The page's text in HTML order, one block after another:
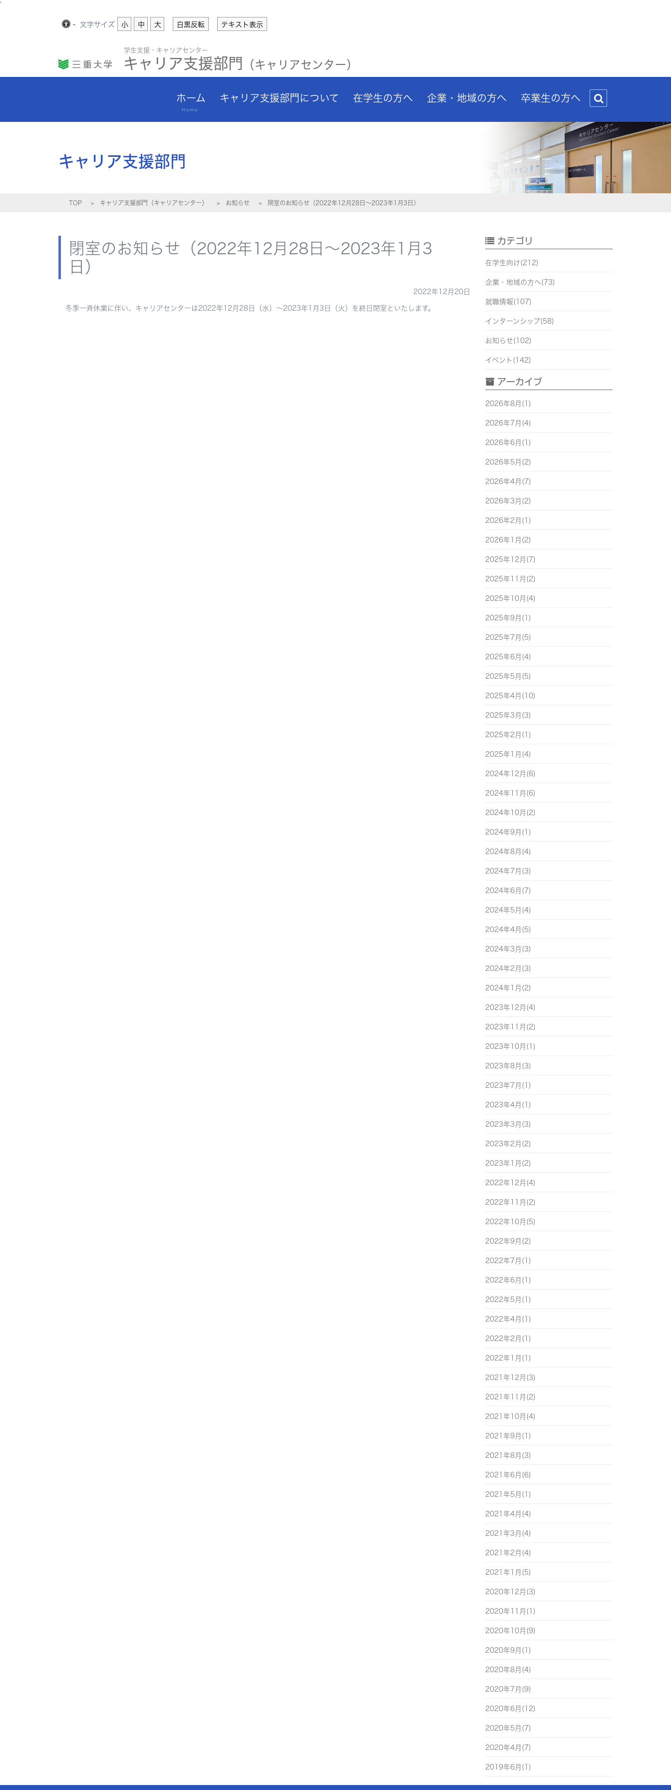
'
- 文字サイズ 小 中 大 白黒反転 テキスト表示
学生支援・キャリアセンター
キャリア支援部門 （キャリアセンター）
ホーム
Home
キャリア支援部門について 在学生の方へ 企業・地域の方へ 卒業生の方へ
キャリア支援部門
TOP キャリア支援部門（キャリアセンター） お知らせ 閉室のお知らせ（2022年12月28日～2023年1月3日）
閉室のお知らせ（2022年12月28日～2023年1月3
日）
2022年12月20日
冬季一斉休業に伴い、キャリアセンターは2022年12月28日（水）～2023年1月3日（火）を終日閉室といたします。
カテゴリ
在学生向け(212)
企業・地域の方へ(73)
就職情報(107)
インターンシップ(58)
お知らせ(102)
イベント(142)
アーカイブ
2026年8月(1)
2026年7月(4)
2026年6月(1)
2026年5月(2)
2026年4月(7)
2026年3月(2)
2026年2月(1)
2026年1月(2)
2025年12月(7)
2025年11月(2)
2025年10月(4)
2025年9月(1)
2025年7月(5)
2025年6月(4)
2025年5月(5)
2025年4月(10)
2025年3月(3)
2025年2月(1)
2025年1月(4)
2024年12月(6)
2024年11月(6)
2024年10月(2)
2024年9月(1)
2024年8月(4)
2024年7月(3)
2024年6月(7)
2024年5月(4)
2024年4月(5)
2024年3月(3)
2024年2月(3)
2024年1月(2)
2023年12月(4)
2023年11月(2)
2023年10月(1)
2023年8月(3)
2023年7月(1)
2023年4月(1)
2023年3月(3)
2023年2月(2)
2023年1月(2)
2022年12月(4)
2022年11月(2)
2022年10月(5)
2022年9月(2)
2022年7月(1)
2022年6月(1)
2022年5月(1)
2022年4月(1)
2022年2月(1)
2022年1月(1)
2021年12月(3)
2021年11月(2)
2021年10月(4)
2021年9月(1)
2021年8月(3)
2021年6月(6)
2021年5月(1)
2021年4月(4)
2021年3月(4)
2021年2月(4)
2021年1月(5)
2020年12月(3)
2020年11月(1)
2020年10月(9)
2020年9月(1)
2020年8月(4)
2020年7月(9)
2020年6月(12)
2020年5月(7)
2020年4月(7)
2019年6月(1)